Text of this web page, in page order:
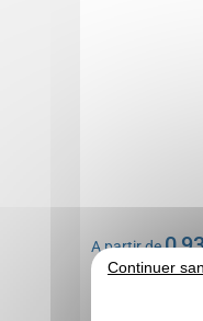
A partir de
Marquage non
Continuer